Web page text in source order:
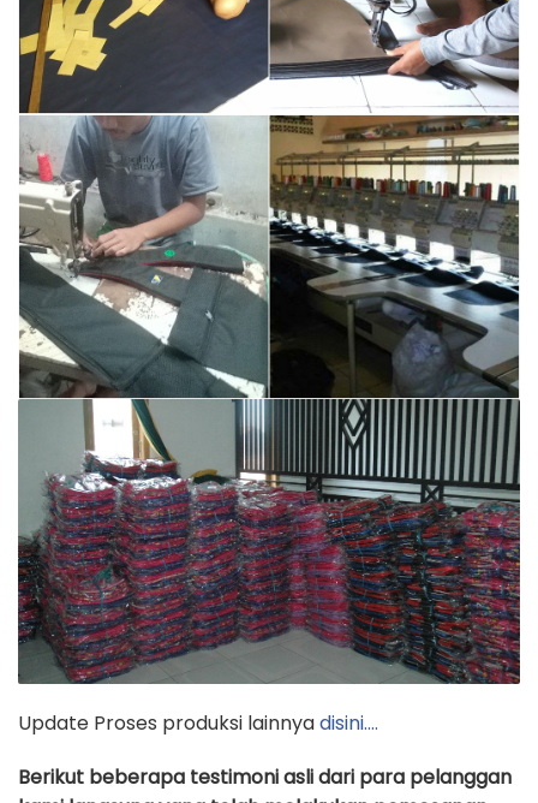
Update Proses produksi lainnyadisini….
Berikut beberapa testimoni asli dari para pelanggan